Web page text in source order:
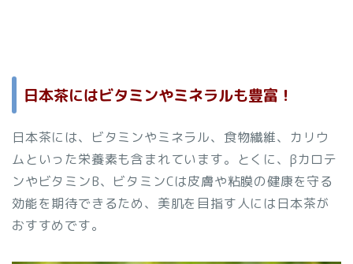
日本茶にはビタミンやミネラルも豊富！
日本茶には、ビタミンやミネラル、食物繊維、カリウ
ムといった栄養素も含まれています。とくに、βカロテ
ンやビタミンB、ビタミンCは皮膚や粘膜の健康を守る
効能を期待できるため、美肌を目指す人には日本茶が
おすすめです。